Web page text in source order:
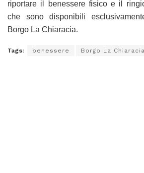
riportare il benessere fisico e il
che sono disponibili
Borgo La Chiaracia.
Tags: benessere Borgo La Chiaracia